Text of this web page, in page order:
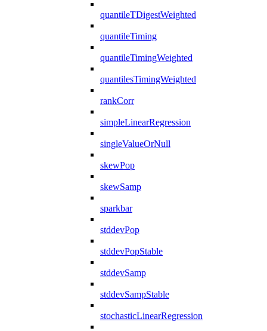
quantileTDigestWeighted
quantileTiming
quantileTimingWeighted
quantilesTimingWeighted
rankCorr
simpleLinearRegression
singleValueOrNull
skewPop
skewSamp
sparkbar
stddevPop
stddevPopStable
stddevSamp
stddevSampStable
stochasticLinearRegression